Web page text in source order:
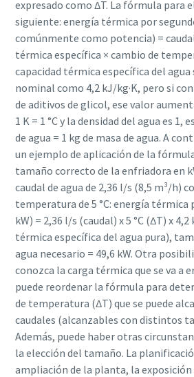
expresado como ∆T. La fórmula para
siguiente: energía térmica por
comúnmente como potencia) =
térmica específica × cambio de
capacidad térmica específica del agua
nominal como 4,2 kJ/kg·K, pero si
de aditivos de glicol, ese valor
1 K = 1 °C y la densidad del agua es 1,
de agua = 1 kg de masa de agua. A
un ejemplo de aplicación de la
tamaño correcto de la enfriadora en
caudal de agua de 2,36 l/s (8,5 m³/h)
temperatura de 5 °C: energía térmica
kW) = 2,36 l/s (caudal) x 5 °C (∆T) x
térmica específica del agua pura),
agua necesario = 49,6 kW. Otra
conozca la carga térmica que se va a
puede reordenar la fórmula para
de temperatura (∆T) que se puede
caudales (alcanzables con distintos
Además, puede haber otras
la elección del tamaño. La
ampliación de la planta, la